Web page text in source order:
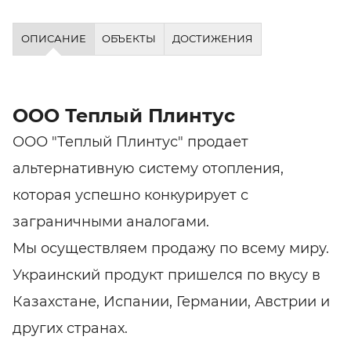
ОПИСАНИЕ ОБЪЕКТЫ ДОСТИЖЕНИЯ
ООО Теплый Плинтус
ООО "Теплый Плинтус" продает
альтернативную систему отопления,
которая успешно конкурирует с
заграничными аналогами.
Мы осуществляем продажу по всему миру.
Украинский продукт пришелся по вкусу в
Казахстане, Испании, Германии, Австрии и
других странах.